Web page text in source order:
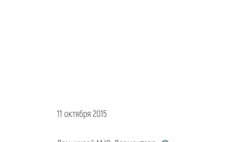
11 октября 2015